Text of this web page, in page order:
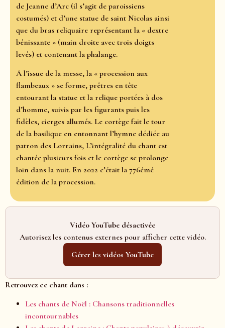
de Jeanne d’Arc (il s’agit de paroissiens
costumés) et d’une statue de saint Nicolas ainsi
que du bras reliquaire représentant la « dextre
bénissante » (main droite avec trois doigts
levés) et contenant la phalange.
À l’issue de la messe, la « procession aux
flambeaux » se forme, prêtres en tête
entourant la statue et la relique portées à dos
d’homme, suivis par les figurants puis les
fidèles, cierges allumés. Le cortège fait le tour
de la basilique en entonnant l’hymne dédiée au
patron des Lorrains, L’intégralité du chant est
chantée plusieurs fois et le cortège se prolonge
loin dans la nuit. En 2022 c’était la 776émé
édition de la procession.
Vidéo YouTube désactivée
Autorisez les contenus externes pour afficher cette vidéo.
Gérer les vidéos YouTube
Retrouvez ce chant dans :
Les chants de Noël : Chansons traditionnelles
incontournables